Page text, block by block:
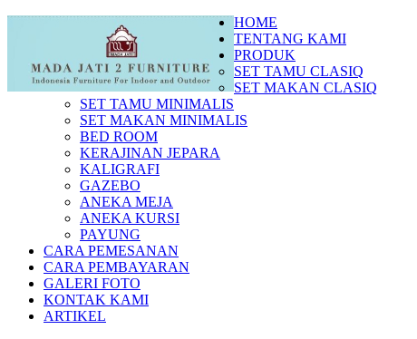
HOME
TENTANG KAMI
PRODUK
SET TAMU CLASIQ
SET MAKAN CLASIQ
SET TAMU MINIMALIS
SET MAKAN MINIMALIS
BED ROOM
KERAJINAN JEPARA
KALIGRAFI
GAZEBO
ANEKA MEJA
ANEKA KURSI
PAYUNG
CARA PEMESANAN
CARA PEMBAYARAN
GALERI FOTO
KONTAK KAMI
ARTIKEL